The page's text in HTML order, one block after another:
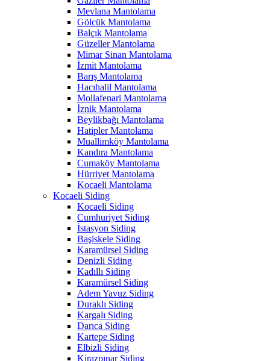
Mevlana Mantolama
Gölcük Mantolama
Balçık Mantolama
Güzeller Mantolama
Mimar Sinan Mantolama
İzmit Mantolama
Barış Mantolama
Hacıhalil Mantolama
Mollafenari Mantolama
İznik Mantolama
Beylikbağı Mantolama
Hatipler Mantolama
Muallimköy Mantolama
Kandıra Mantolama
Cumaköy Mantolama
Hürriyet Mantolama
Kocaeli Mantolama
Kocaeli Siding
Kocaeli Siding
Cumhuriyet Siding
İstasyon Siding
Başiskele Siding
Karamürsel Siding
Denizli Siding
Kadıllı Siding
Karamürsel Siding
Adem Yavuz Siding
Duraklı Siding
Kargalı Siding
Darıca Siding
Kartepe Siding
Elbizli Siding
Kirazpınar Siding